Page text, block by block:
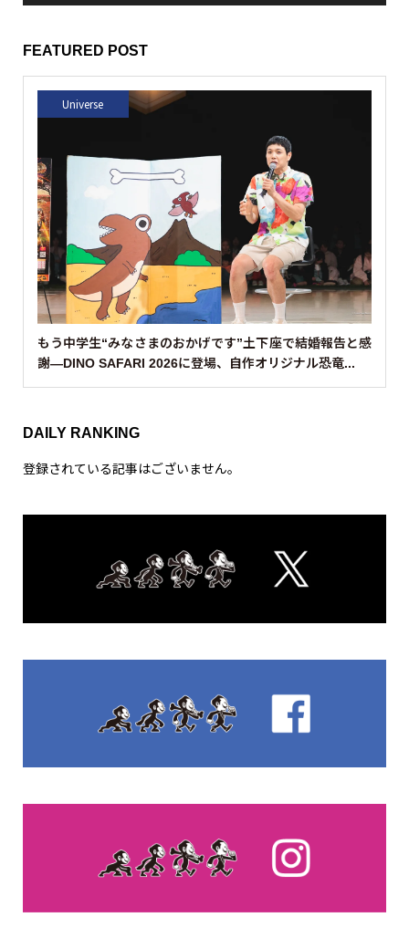
FEATURED POST
Universe
もう中学生“みなさまのおかげです”土下座で結婚報告と感
謝—DINO SAFARI 2026に登場、自作オリジナル恐竜...
DAILY RANKING
登録されている記事はございません。